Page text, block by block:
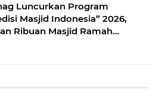
Luncurkan Program
Masjid Indonesia” 2026,
Ribuan Masjid Ramah